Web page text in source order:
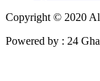
Copyright © 2020
Powered by : 24